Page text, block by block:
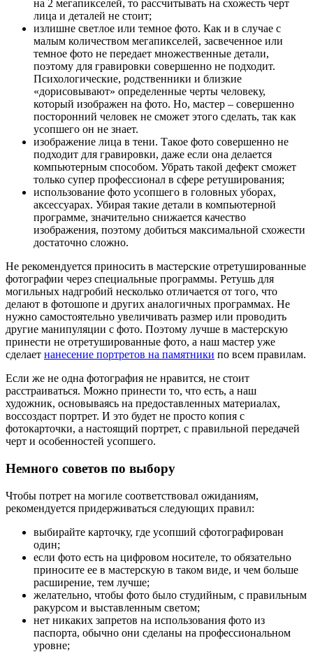
на 2 мегапикселей, то рассчитывать на схожесть черт
лица и деталей не стоит;
излишне светлое или темное фото. Как и в случае с
малым количеством мегапикселей, засвеченное или
темное фото не передает множественные детали,
поэтому для гравировки совершенно не подходит.
Психологические, родственники и близкие
«дорисовывают» определенные черты человеку,
который изображен на фото. Но, мастер – совершенно
посторонний человек не сможет этого сделать, так как
усопшего он не знает.
изображение лица в тени. Такое фото совершенно не
подходит для гравировки, даже если она делается
компьютерным способом. Убрать такой дефект сможет
только супер профессионал в сфере ретуширования;
использование фото усопшего в головных уборах,
аксессуарах. Убирая такие детали в компьютерной
программе, значительно снижается качество
изображения, поэтому добиться максимальной схожести
достаточно сложно.
Не рекомендуется приносить в мастерские отретушированные
фотографии через специальные программы. Ретушь для
могильных надгробий несколько отличается от того, что
делают в фотошопе и других аналогичных программах. Не
нужно самостоятельно увеличивать размер или проводить
другие манипуляции с фото. Поэтому лучше в мастерскую
принести не отретушированные фото, а наш мастер уже
сделает нанесение портретов на памятники по всем правилам.
Если же не одна фотография не нравится, не стоит
расстраиваться. Можно принести то, что есть, а наш
художник, основываясь на предоставленных материалах,
воссоздаст портрет. И это будет не просто копия с
фотокарточки, а настоящий портрет, с правильной передачей
черт и особенностей усопшего.
Немного советов по выбору
Чтобы потрет на могиле соответствовал ожиданиям,
рекомендуется придерживаться следующих правил:
выбирайте карточку, где усопший сфотографирован
один;
если фото есть на цифровом носителе, то обязательно
приносите ее в мастерскую в таком виде, и чем больше
расширение, тем лучше;
желательно, чтобы фото было студийным, с правильным
ракурсом и выставленным светом;
нет никаких запретов на использования фото из
паспорта, обычно они сделаны на профессиональном
уровне;